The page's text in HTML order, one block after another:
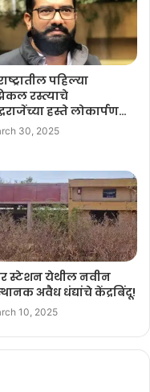
पहिल्या
रस्त्याचे
हस्ते लोकार्पण…
30, 2025
स्टेशन येथील नवीन
अवैध धंद्यांचे केंद्रबिंदू!
10, 2025